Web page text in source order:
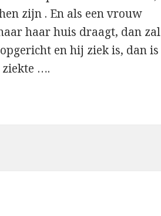
zijn . En als een vrouw
haar huis draagt, dan zal
en hij ziek is, dan is
ziekte ….